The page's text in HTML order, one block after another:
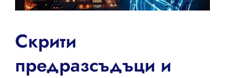
Скрити
предразсъдъци и